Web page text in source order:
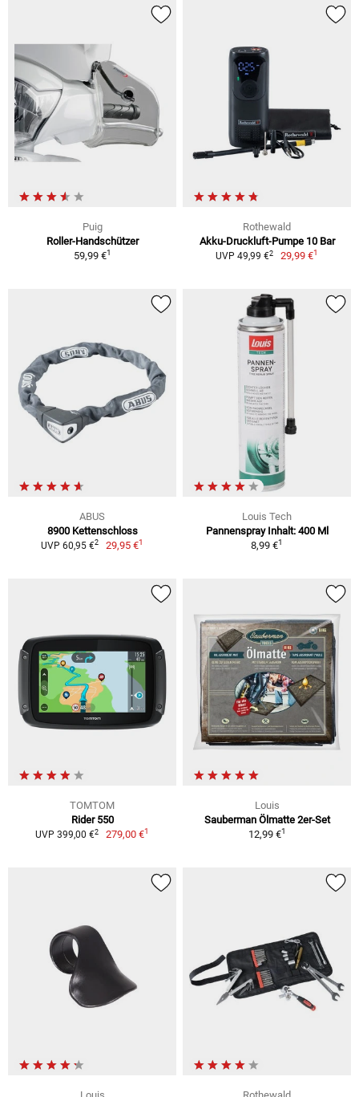
Puig
Roller-Handschützer
59,99 €1
Rothewald
Akku-Druckluft-Pumpe 10 Bar
UVP 49,99 €2 29,99 €1
ABUS
8900 Kettenschloss
UVP 60,95 €2 29,95 €1
Louis Tech
Pannenspray Inhalt: 400 Ml
8,99 €1
TOMTOM
Rider 550
UVP 399,00 €2 279,00 €1
Louis
Sauberman Ölmatte 2er-Set
12,99 €1